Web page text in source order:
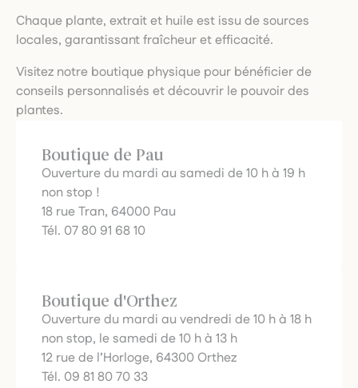
Chaque plante, extrait et huile est issu de sources
locales, garantissant fraîcheur et efficacité.
Visitez notre boutique physique pour bénéficier de
conseils personnalisés et découvrir le pouvoir des
plantes.
Boutique de Pau
Ouverture du mardi au samedi de 10 h à 19 h
non stop !
18 rue Tran, 64000 Pau
Tél. 07 80 91 68 10
Boutique d'Orthez
Ouverture du mardi au vendredi de 10 h à 18 h
non stop, le samedi de 10 h à 13 h
12 rue de l’Horloge, 64300 Orthez
Tél. 09 81 80 70 33